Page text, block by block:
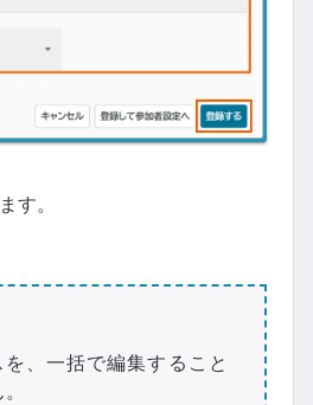
す。
、一括で編集すること